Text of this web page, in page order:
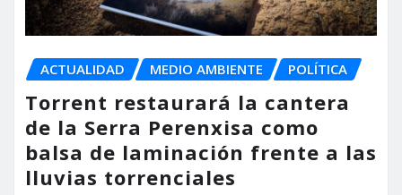
ACTUALIDAD MEDIO AMBIENTE POLÍTICA
Torrent restaurará la cantera
de la Serra Perenxisa como
balsa de laminación frente a las
lluvias torrenciales